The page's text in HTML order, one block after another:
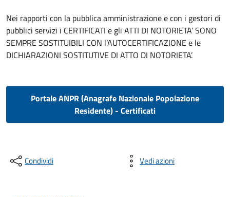
Nei rapporti con la pubblica amministrazione e con i gestori di
pubblici servizi i CERTIFICATI e gli ATTI DI NOTORIETA’ SONO
SEMPRE SOSTITUIBILI CON l’AUTOCERTIFICAZIONE e le
DICHIARAZIONI SOSTITUTIVE DI ATTO DI NOTORIETA’.
Portale ANPR (Anagrafe Nazionale Popolazione
Residente) - Certificati
Condividi Vedi azioni